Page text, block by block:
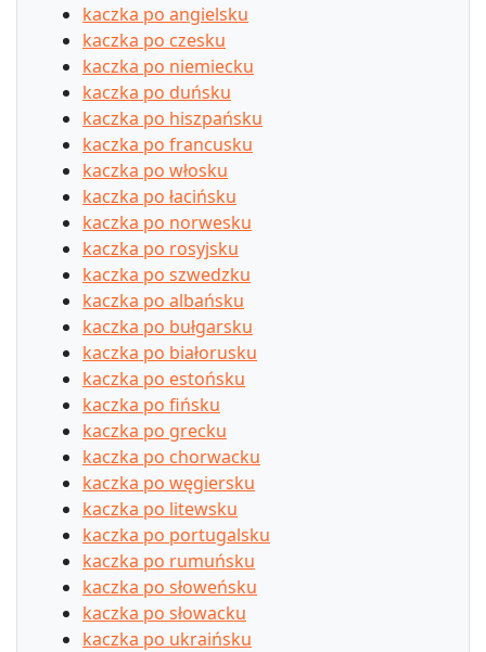
kaczka po angielsku
kaczka po czesku
kaczka po niemiecku
kaczka po duńsku
kaczka po hiszpańsku
kaczka po francusku
kaczka po włosku
kaczka po łacińsku
kaczka po norwesku
kaczka po rosyjsku
kaczka po szwedzku
kaczka po albańsku
kaczka po bułgarsku
kaczka po białorusku
kaczka po estońsku
kaczka po fińsku
kaczka po grecku
kaczka po chorwacku
kaczka po węgiersku
kaczka po litewsku
kaczka po portugalsku
kaczka po rumuńsku
kaczka po słoweńsku
kaczka po słowacku
kaczka po ukraińsku